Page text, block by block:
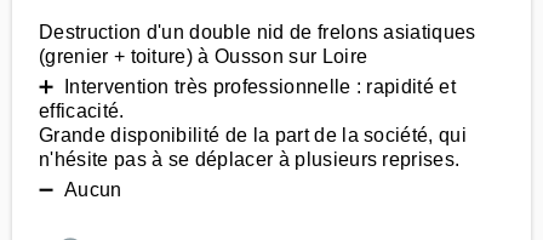
Destruction d'un double nid de frelons asiatiques
(grenier + toiture) à Ousson sur Loire
➕ Intervention très professionnelle : rapidité et
efficacité.
Grande disponibilité de la part de la société, qui
n'hésite pas à se déplacer à plusieurs reprises.
➖ Aucun